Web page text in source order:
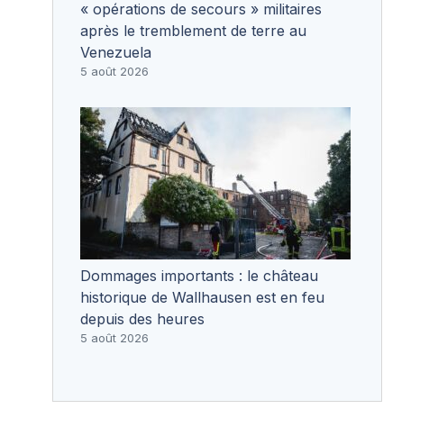
« opérations de secours » militaires
après le tremblement de terre au
Venezuela
5 août 2026
Dommages importants : le château
historique de Wallhausen est en feu
depuis des heures
5 août 2026